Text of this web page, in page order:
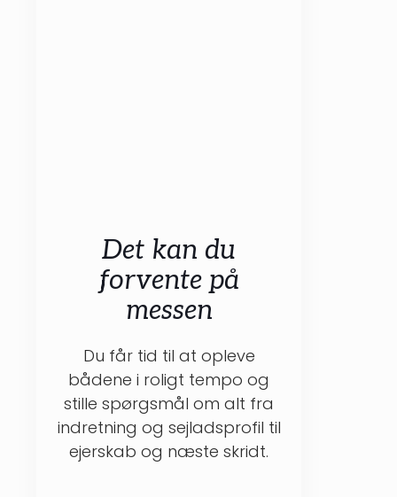
Det kan du
forvente på
messen
Du får tid til at opleve
bådene i roligt tempo og
stille spørgsmål om alt fra
indretning og sejladsprofil til
ejerskab og næste skridt.